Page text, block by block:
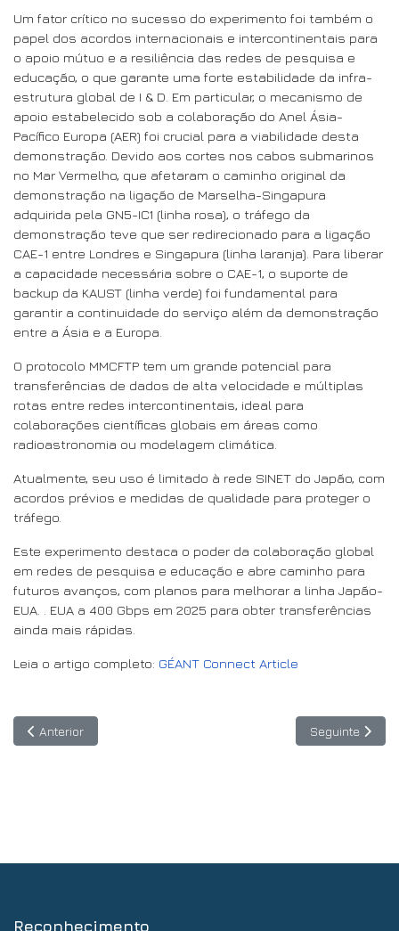
Um fator crítico no sucesso do experimento foi também o
papel dos acordos internacionais e intercontinentais para
o apoio mútuo e a resiliência das redes de pesquisa e
educação, o que garante uma forte estabilidade da infra-
estrutura global de I & D. Em particular, o mecanismo de
apoio estabelecido sob a colaboração do Anel Ásia-
Pacífico Europa (AER) foi crucial para a viabilidade desta
demonstração. Devido aos cortes nos cabos submarinos
no Mar Vermelho, que afetaram o caminho original da
demonstração na ligação de Marselha-Singapura
adquirida pela GN5-IC1 (linha rosa), o tráfego da
demonstração teve que ser redirecionado para a ligação
CAE-1 entre Londres e Singapura (linha laranja). Para liberar
a capacidade necessária sobre o CAE-1, o suporte de
backup da KAUST (linha verde) foi fundamental para
garantir a continuidade do serviço além da demonstração
entre a Ásia e a Europa.
O protocolo MMCFTP tem um grande potencial para
transferências de dados de alta velocidade e múltiplas
rotas entre redes intercontinentais, ideal para
colaborações científicas globais em áreas como
radioastronomia ou modelagem climática.
Atualmente, seu uso é limitado à rede SINET do Japão, com
acordos prévios e medidas de qualidade para proteger o
tráfego.
Este experimento destaca o poder da colaboração global
em redes de pesquisa e educação e abre caminho para
futuros avanços, com planos para melhorar a linha Japão-
EUA. . EUA a 400 Gbps em 2025 para obter transferências
ainda mais rápidas.
Leia o artigo completo: GÉANT Connect Article
Artigo anterior: Bella II disponibiliza o banco de testes HPC para
Anterior Artigo
Seguinte
Reconhecimento